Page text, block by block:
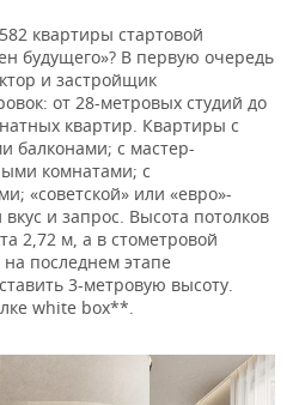
квартиры стартовой
будущего»? В первую очередь
и застройщик
от 28-метровых студий до
квартир. Квартиры с
балконами; с мастер-
комнатами; с
«советской» или «евро»-
и запрос. Высота потолков
2,72 м, а в стометровой
последнем этапе
3-метровую высоту.
white box**.